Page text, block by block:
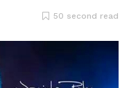
50 second read